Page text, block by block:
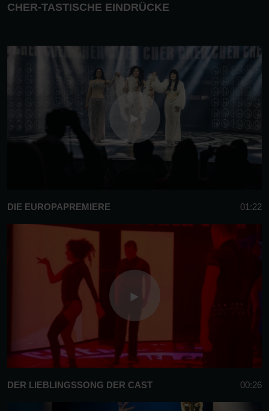
CHER-TASTISCHE EINDRÜCKE
DIE EUROPAPREMIERE 01:22
DER LIEBLINGSSONG DER CAST 00:26